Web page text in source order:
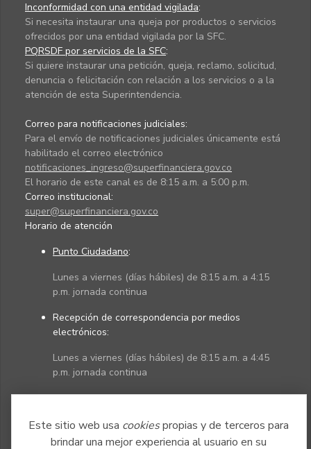
Este sitio web usa cookiespropias y de terceros para
brindar una mejor experiencia al usuario en su
Inconformidad con una entidad vigilada:
Si necesita instaurar una queja por productos o servicios
ofrecidos por una entidad vigilada por la SFC.
PQRSDF por servicios de la SFC:
Si quiere instaurar una petición, queja, reclamo, solicitud,
denuncia o felicitación con relación a los servicios o a la
atención de esta Superintendencia.
Correo para notificaciones judiciales:
Para el envío de notificaciones judiciales únicamente está
habilitado el correo electrónico
notificaciones_ingreso@superfinanciera.gov.co
El horario de este canal es de 8:15 a.m. a 5:00 p.m.
Correo institucional:
super@superfinanciera.gov.co
Horario de atención
Punto Ciudadano:
Lunes a viernes (días hábiles) de 8:15 a.m. a 4:15
p.m. jornada continua
Recepción de correspondencia por medios
electrónicos:
Lunes a viernes (días hábiles) de 8:15 a.m. a 4:45
p.m. jornada continua